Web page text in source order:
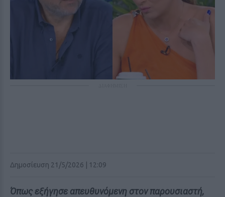
Δημοσίευση 21/5/2026 | 12:09
Όπως εξήγησε απευθυνόμενη στον παρουσιαστή,